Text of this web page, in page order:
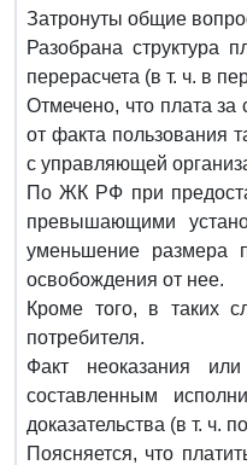
Затронуты общие
Разобрана структура
перерасчета (в т. ч. в
Отмечено, что плата
от факта пользования
с управляющей
По ЖК РФ при
превышающими
уменьшение размера
освобождения от нее.
Кроме того, в таких
потребителя.
Факт неоказания
составленным
доказательства (в т. ч.
Поясняется, что